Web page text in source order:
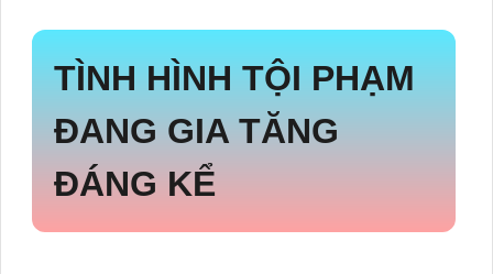
TÌNH HÌNH TỘI PHẠM
ĐANG GIA TĂNG
ĐÁNG KỂ